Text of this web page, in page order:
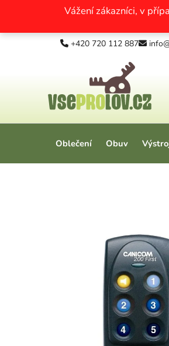
Přejít na obsah
Vážení zákazníci, v
+420 720 112 887
Oblečení Obuv